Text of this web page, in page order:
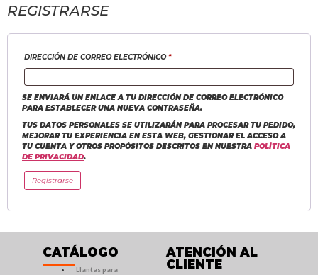
REGISTRARSE
DIRECCIÓN DE CORREO ELECTRÓNICO*
SE ENVIARÁ UN ENLACE A TU DIRECCIÓN DE CORREO ELECTRÓNICO
PARA ESTABLECER UNA NUEVA CONTRASEÑA.
TUS DATOS PERSONALES SE UTILIZARÁN PARA PROCESAR TU PEDIDO,
MEJORAR TU EXPERIENCIA EN ESTA WEB, GESTIONAR EL ACCESO A
TU CUENTA Y OTROS PROPÓSITOS DESCRITOS EN NUESTRA POLÍTICA
DE PRIVACIDAD.
Registrarse
CATÁLOGO
Llantas para
ATENCIÓN AL
CLIENTE